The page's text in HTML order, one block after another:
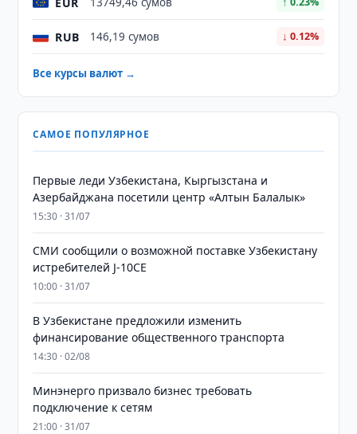
RUB 146,19 сумов ↓ 0.12%
Все курсы валют →
САМОЕ ПОПУЛЯРНОЕ
Первые леди Узбекистана, Кыргызстана и
Азербайджана посетили центр «Алтын Балалык»
15:30 · 31/07
СМИ сообщили о возможной поставке Узбекистану
истребителей J-10CE
10:00 · 31/07
В Узбекистане предложили изменить
финансирование общественного транспорта
14:30 · 02/08
Минэнерго призвало бизнес требовать
подключение к сетям
21:00 · 31/07